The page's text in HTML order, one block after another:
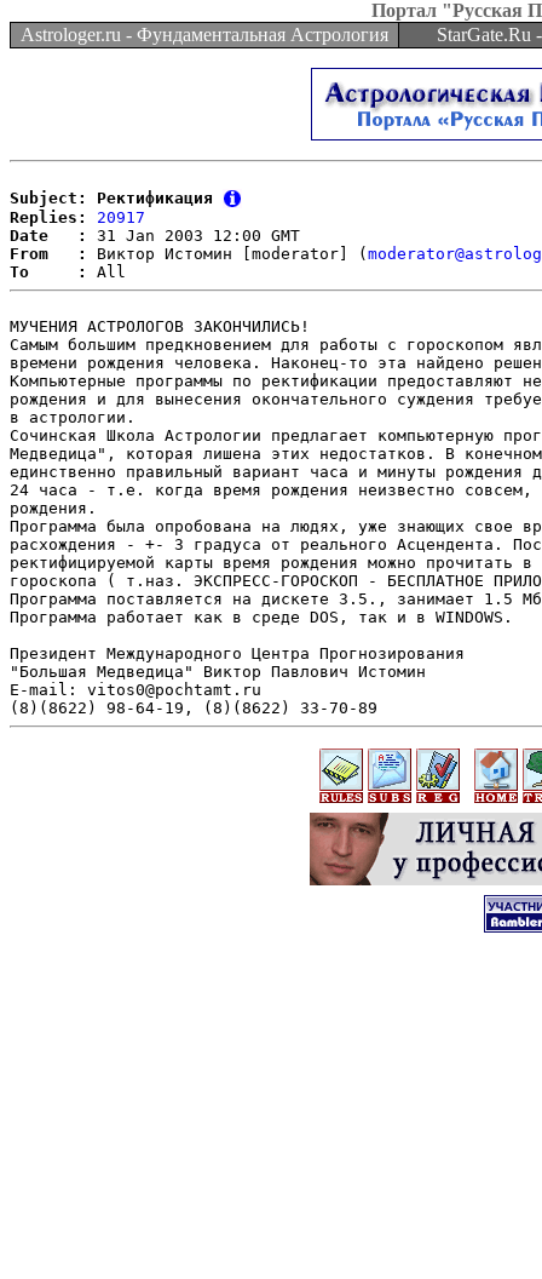
Портал "Русская
Astrologer.ru - Фундаментальная Астрология
StarGate.Ru
Subject: Ректификация
Replies:
20917
Date   :
From   :
Виктор Истомин [moderator] (
To     :
МУЧЕНИЯ АСТРОЛОГОВ ЗАКОНЧИЛИСЬ!
Самым большим предкновением для работы с гороскопом
времени рождения человека. Наконец-то эта найдено
Компьютерные программы по ректификации предоставляют
рождения и для вынесения окончательного суждения
в астрологии.
Сочинская Школа Астрологии предлагает компьютерную
Медведица", которая лишена этих недостатков. В
единственно правильный вариант часа и минуты рождения
24 часа - т.е. когда время рождения неизвестно совсем,
рождения.
Программа была опробована на людях, уже знающих свое
расхождения - +- 3 градуса от реального Асцендента.
ректифицируемой карты время рождения можно прочитать в
гороскопа ( т.наз. ЭКСПРЕСС-ГОРОСКОП - БЕСПЛАТНОЕ
Программа поставляется на дискете 3.5., занимает 1.5
Программа работает как в среде DOS, так и в WINDOWS.
Президент Международного Центра Прогнозирования
"Большая Медведица" Виктор Павлович Истомин
E-mail: vitos0@pochtamt.ru